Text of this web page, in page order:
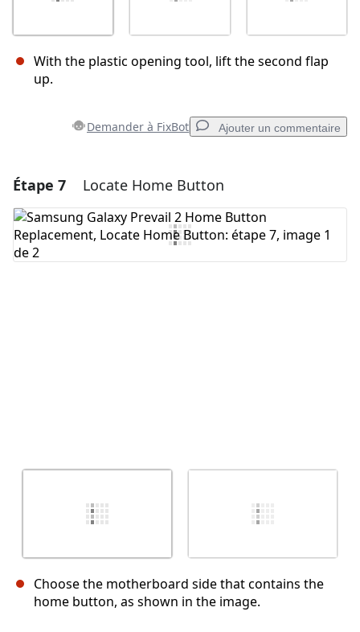
With the plastic opening tool, lift the second flap
up.
Demander à FixBot Ajouter un commentaire
Ajouter un commentaire
Ajouter un commentaire
Étape 7 Locate Home Button
Choose the motherboard side that contains the
home button, as shown in the image.